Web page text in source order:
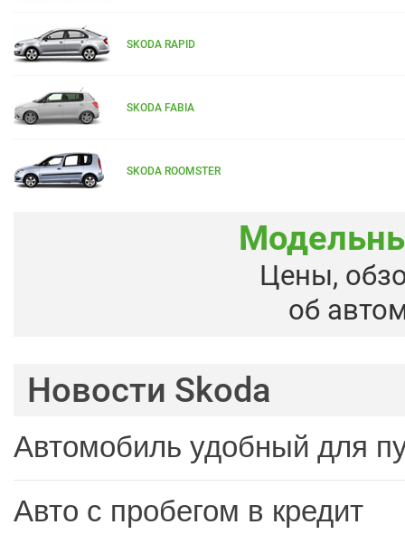
SKODA RAPID
SKODA FABIA
SKODA ROOMSTER
Цены,
об
Новости Skoda
Автомобиль удобный для
Авто с пробегом в кредит